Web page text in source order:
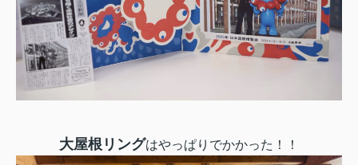
大屋根リングはやっぱりでかかった！！